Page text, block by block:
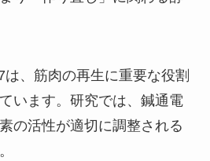
、筋肉の再生に重要な役割
います。研究では、鍼通電
の活性が適切に調整される